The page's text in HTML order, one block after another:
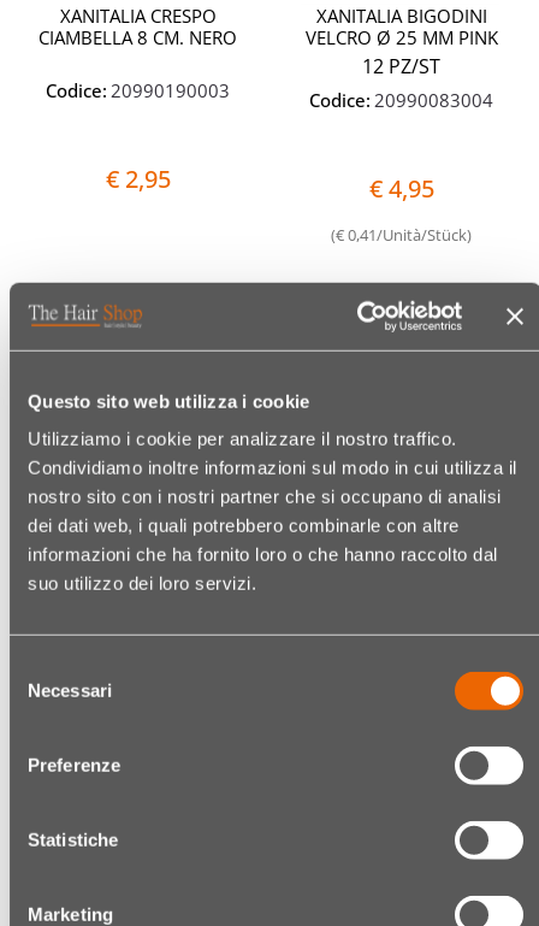
Questo sito web utilizza i cookie
Utilizziamo i cookie per analizzare il nostro traffico.
Condividiamo inoltre informazioni sul modo in cui utilizza il
nostro sito con i nostri partner che si occupano di analisi
dei dati web, i quali potrebbero combinarle con altre
informazioni che ha fornito loro o che hanno raccolto dal
suo utilizzo dei loro servizi.
delNecessari
Preferenze
Statistiche
Marketing
XANITALIA CRESPO
CIAMBELLA 8 CM. NERO
Codice: 20990190003
€ 2,95
XANITALIA BIGODINI
VELCRO Ø 25 MM PINK
12 PZ/ST
Codice: 20990083004
€ 4,95
(€ 0,41/Unità/Stück)
XANITALIA BIGODINI CON
SCOVOLO PROFESS. Ø 40
MM NERO
XANITALIA PHON
1 PZ/ST
20990606001